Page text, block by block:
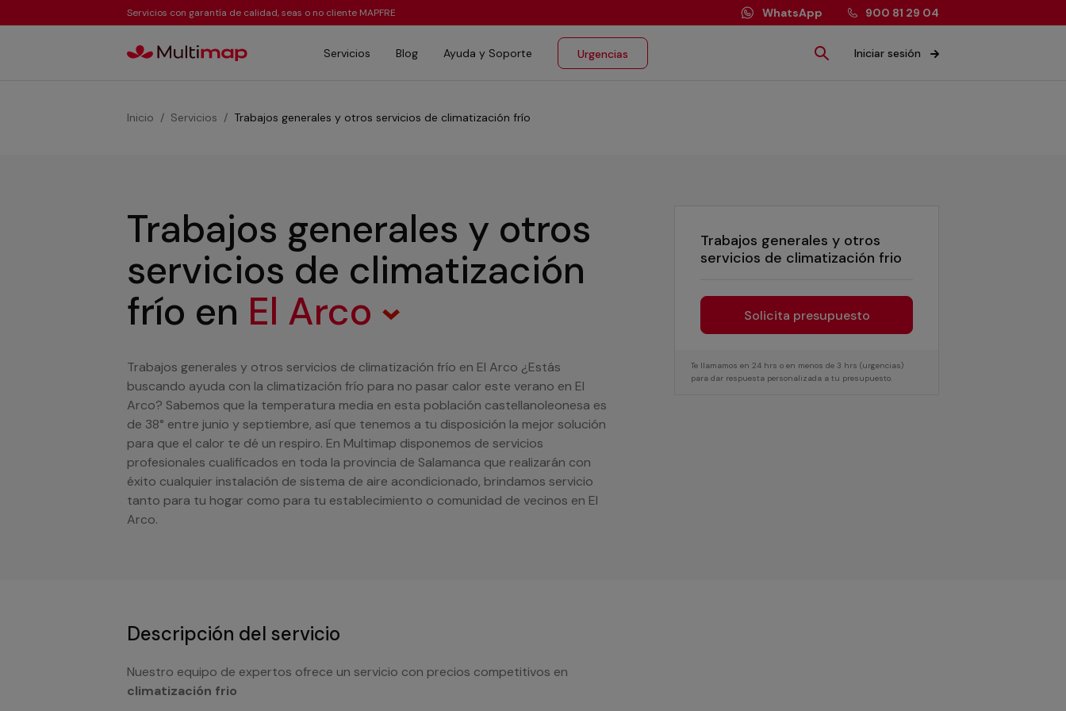
Servicios con garantía de calidad, seas o no cliente MAPFRE WhatsApp 900 81 29 04
Servicios Blog Ayuda y Soporte Urgencias Iniciar sesión
Inicio Servicios Trabajos generales y otros servicios de climatización frío
Trabajos generales y otros
servicios de climatización frio
Solicita presupuesto
Te llamamos en 24 hrs o en menos de 3 hrs (urgencias)
para dar respuesta personalizada a tu presupuesto.
Trabajos generales y otros
servicios de climatización
frío en El Arco
Trabajos generales y otros servicios de climatización frío en El Arco ¿Estás
buscando ayuda con la climatización frío para no pasar calor este verano en El
Arco? Sabemos que la temperatura media en esta población castellanoleonesa es
de 38° entre junio y septiembre, así que tenemos a tu disposición la mejor solución
para que el calor te dé un respiro. En Multimap disponemos de servicios
profesionales cualificados en toda la provincia de Salamanca que realizarán con
éxito cualquier instalación de sistema de aire acondicionado, brindamos servicio
tanto para tu hogar como para tu establecimiento o comunidad de vecinos en El
Arco.
Descripción del servicio
Nuestro equipo de expertos ofrece un servicio con precios competitivos en
climatización frio